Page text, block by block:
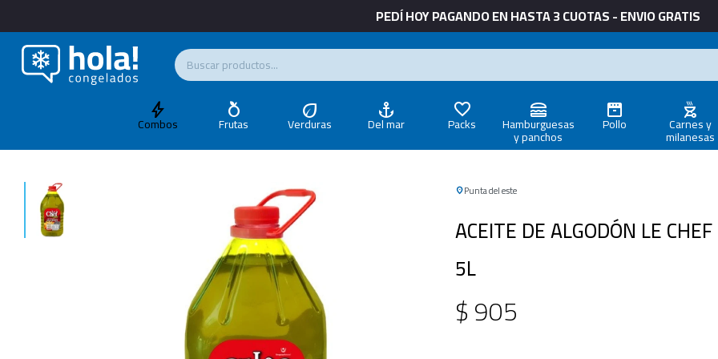
PEDÍ HOY PAGANDO EN HASTA 3 CUOTAS - ENVIO GRATIS
Combos Frutas Verduras Del mar Packs Hamburguesas
y panchos
Pollo Carnes y
milanesas
Punta del este
ACEITE DE ALGODÓN LE CHEF
5L
$905